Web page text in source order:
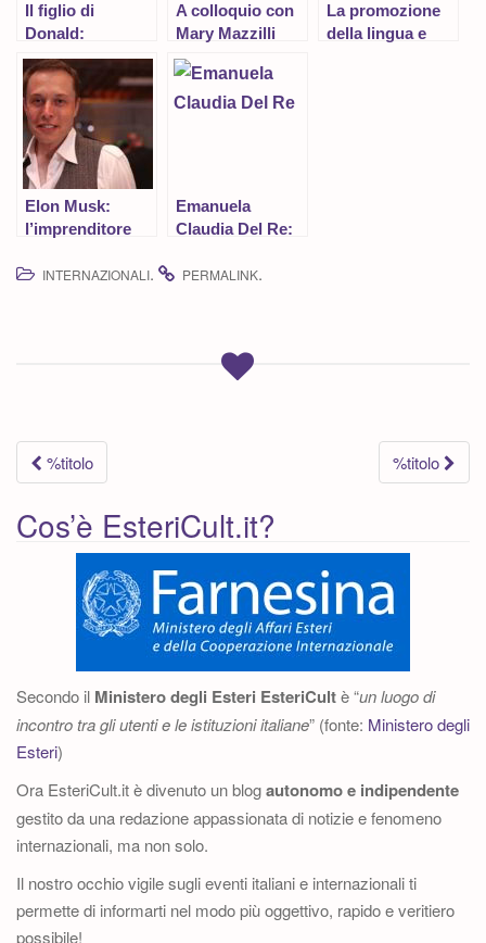
Il figlio di
Donald:
biografia di Eric
Trump
A colloquio con
Mary Mazzilli
La promozione
della lingua e
Elon Musk:
l’imprenditore
Emanuela
Claudia Del Re:
viceministro
INTERNAZIONALI. PERMALINK.
Navigazione
articolo
%titolo %titolo
Cos’è EsteriCult.it?
Secondo il Ministero degli Esteri EsteriCultè “un luogo di
incontro tra gli utenti e le istituzioni italiane” (fonte: Ministero degli
Esteri)
Ora EsteriCult.it è divenuto un blogautonomo e indipendente
gestito da una redazione appassionata di notizie e fenomeno
internazionali, ma non solo.
Il nostro occhio vigile sugli eventi italiani e internazionali ti
permette di informarti nel modo più oggettivo, rapido e veritiero
possibile!